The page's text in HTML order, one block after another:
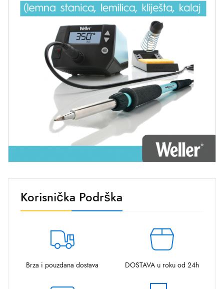
Korisnička Podrška
Brza i pouzdana dostava DOSTAVA u roku od 24h